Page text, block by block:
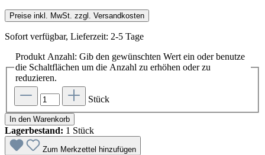
Preise inkl. MwSt. zzgl. Versandkosten
Sofort verfügbar, Lieferzeit: 2-5 Tage
Produkt Anzahl: Gib den gewünschten Wert ein oder benutze
die Schaltflächen um die Anzahl zu erhöhen oder zu
reduzieren.
Stück
In den Warenkorb
Lagerbestand: 1 Stück
Zum Merkzettel hinzufügen